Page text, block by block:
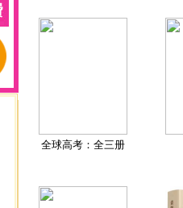
全球高考：全三册